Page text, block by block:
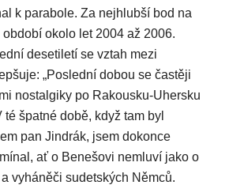
k parabole. Za nejhlubší bod na
okolo let 2004 až 2006.
desetiletí se vztah mezi
„Poslední dobou se častěji
nostalgiky po Rakousku-Uhersku
špatné době, když tam byl
pan Jindrák, jsem dokonce
ať o Benešovi nemluví jako o
vyháněči sudetských Němců.